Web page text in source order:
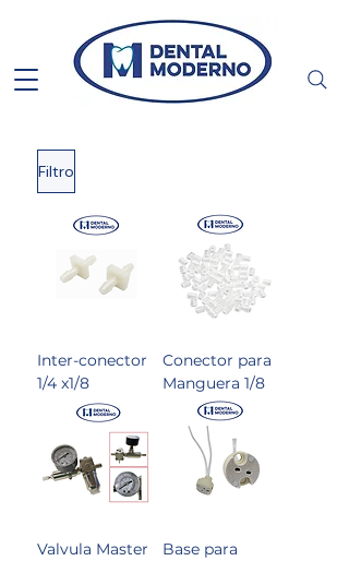
Filtro
Inter-conector
1/4 x1/8
Conector para
Manguera 1/8
Valvula Master
Base para